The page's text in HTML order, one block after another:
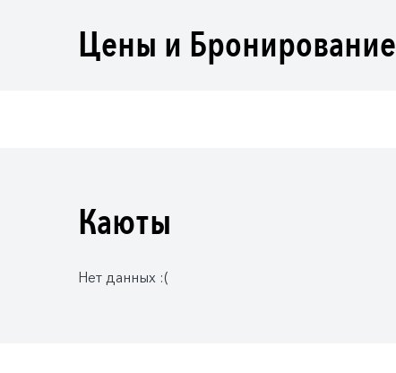
Цены и Бронирование
Каюты
Нет данных :(